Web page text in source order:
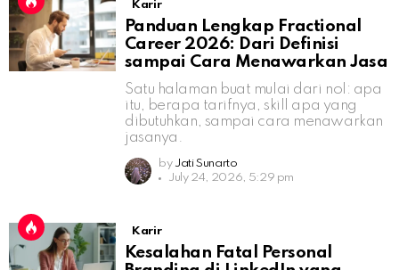
Karir
Panduan Lengkap Fractional
Career 2026: Dari Definisi
sampai Cara Menawarkan Jasa
Satu halaman buat mulai dari nol: apa
itu, berapa tarifnya, skill apa yang
dibutuhkan, sampai cara menawarkan
jasanya.
by Jati Sunarto
July 24, 2026, 5:29 pm
Karir
Kesalahan Fatal Personal